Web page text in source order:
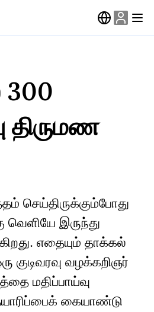
300
திருமண
செய்திருக்கும்போது
வெளியே இருந்து
எதையும் தாக்கல்
குடிவரவு வழக்கறிஞர்
மதிப்பாய்வு
கையாண்டு